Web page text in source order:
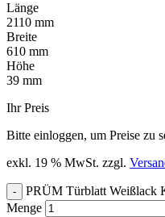
Länge
2110 mm
Breite
610 mm
Höhe
39 mm
Ihr Preis
Bitte einloggen, um Preise zu
exkl. 19 % MwSt. zzgl.
-
PRÜM Türblatt Weißlack
Menge